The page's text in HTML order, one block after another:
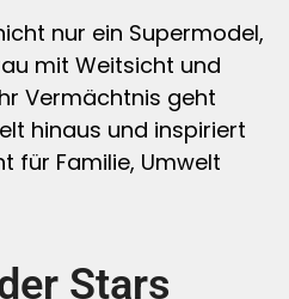
nur ein Supermodel,
mit Weitsicht und
Vermächtnis geht
hinaus und inspiriert
für Familie, Umwelt
Stars